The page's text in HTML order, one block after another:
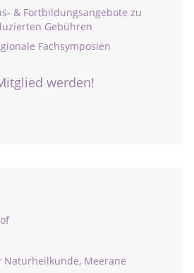
& Fortbildungsangebote zu
Gebühren
Fachsymposien
werden!
Naturheilkunde, Meerane